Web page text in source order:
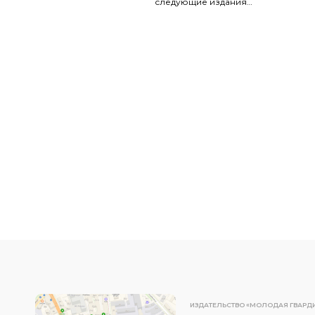
ИЗДАТЕЛЬСТВО «МОЛОДАЯ